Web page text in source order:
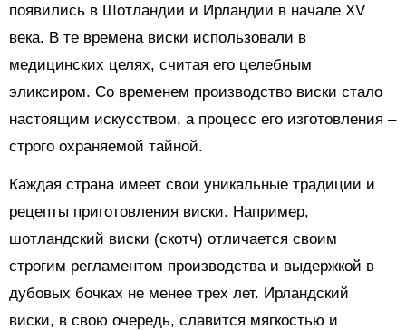
появились в Шотландии и Ирландии в начале XV
века. В те времена виски использовали в
медицинских целях, считая его целебным
эликсиром. Со временем производство виски стало
настоящим искусством, а процесс его изготовления –
строго охраняемой тайной.
Каждая страна имеет свои уникальные традиции и
рецепты приготовления виски. Например,
шотландский виски (скотч) отличается своим
строгим регламентом производства и выдержкой в
дубовых бочках не менее трех лет. Ирландский
виски, в свою очередь, славится мягкостью и